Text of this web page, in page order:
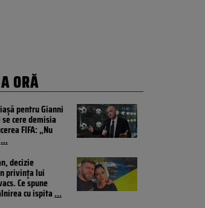
ORĂ
pentru Gianni
cere demisia
FIFA: „Nu
...
decizie
privința lui
Ce spune
cu ispita...